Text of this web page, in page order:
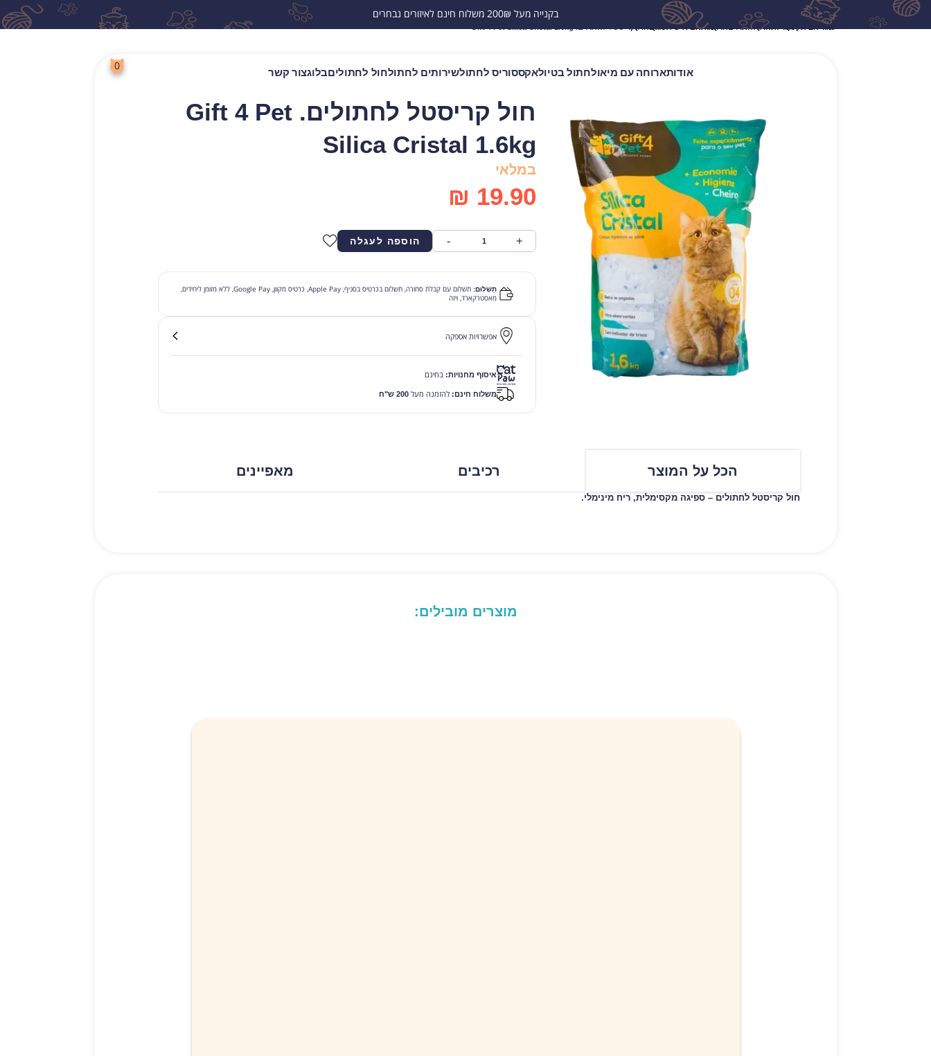
בקנייה מעל 200₪ משלוח חינם לאיזורים נבחרים
אודותארוחה עם מיאולחתול בטיולאקססוריס לחתולשירותים לחתולחול לחתוליםבלוגצור קשר
0
עמוד הבית חול לחתולים חול מותאם אישית
חול קריסטל לחתולים. Gift 4 Pet
Silica Cristal 1.6kg
במלאי
₪ 19.90
+
- הוספה לעגלה
תַשְׁלוּם:
תשלום עם קבלת סחורה, תשלום בכרטיס בסניף, Apple Pay, כרטיס מקוון, Google Pay, ללא מזומן ליחידים,
מאסטרקארד, ויזה
אפשרויות אספקה
איסוף מחנויות: בחינם
משלוח חינם: להזמנה מעל 200 ש"ח
הכל על המוצר רכיבים מאפיינים
חול קריסטל לחתולים – ספיגה מקסימלית, ריח מינימלי.
מוצרים מובילים: